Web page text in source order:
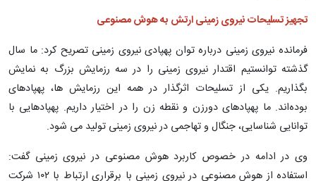
تجهیز تسلیحات نیروی زمینی ارتش به هوش مصنوعی
فرمانده نیروی زمینی درباره توان پهپادی نیروی زمینی تصریح کرد: ما سال
گذشته توانستیم اقتدار نیروی زمینی را در سه رزمایش بزرگ به نمایش
بگذاریم. یکی از تسلیحات اثرگذار در همه این رزمایش ها، پهپادهای
بوده‌اند. ما پهپادهای دورزن و نقطه زن را در اختیار داریم. پهپادهایی با
توانایی شناسایی، جنگال و تهاجمی در نیروی زمینی تولید می شود.
وی در ادامه در خصوص کاربرد هوش مصنوعی در نیروی زمینی گفت:
استفاده از هوش مصنوعی در نیروی زمینی با برقراری ارتباط با ۱۰۲ شرکت